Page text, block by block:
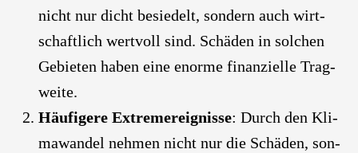
nicht nur dicht besie­delt, son­dern auch wirt­
schaft­lich wert­voll sind. Schä­den in sol­chen
Gebie­ten haben eine enor­me finan­zi­el­le Trag­
wei­te.
Häu­fi­ge­re Extrem­ereig­nis­se: Durch den Kli­
ma­wan­del neh­men nicht nur die Schä­den, son­